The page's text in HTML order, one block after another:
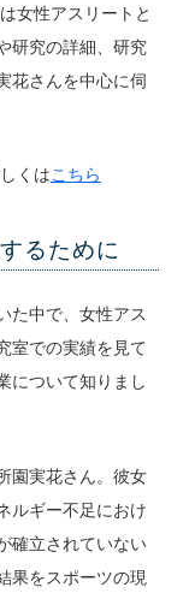
女性アスリートと
研究の詳細、研究
花さんを中心に伺
くはこちら
るために
た中で、女性アス
室での実績を見て
について知りまし
園実花さん。彼女
ルギー不足におけ
確立されていない
果をスポーツの現